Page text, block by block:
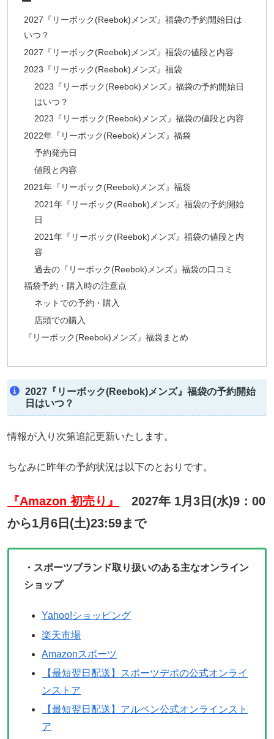
2027『リーボック(Reebok)メンズ』福袋の予約開始日は
いつ？
2027『リーボック(Reebok)メンズ』福袋の値段と内容
2023『リーボック(Reebok)メンズ』福袋
2023『リーボック(Reebok)メンズ』福袋の予約開始日
はいつ？
2023『リーボック(Reebok)メンズ』福袋の値段と内容
2022年『リーボック(Reebok)メンズ』福袋
予約発売日
値段と内容
2021年『リーボック(Reebok)メンズ』福袋
2021年『リーボック(Reebok)メンズ』福袋の予約開始
日
2021年『リーボック(Reebok)メンズ』福袋の値段と内
容
過去の『リーボック(Reebok)メンズ』福袋の口コミ
福袋予約・購入時の注意点
ネットでの予約・購入
店頭での購入
『リーボック(Reebok)メンズ』福袋まとめ
2027『リーボック(Reebok)メンズ』福袋の予約開始
日はいつ？
情報が入り次第追記更新いたします。
ちなみに昨年の予約状況は以下のとおりです。
『Amazon 初売り』
2027年 1月3日(水)9：00
から1月6日(土)23:59まで
・スポーツブランド取り扱いのある主なオンライン
ショップ
Yahoo!ショッピング
楽天市場
Amazonスポーツ
【最短翌日配送】スポーツデポの公式オンライ
ンストア
【最短翌日配送】アルペン公式オンラインスト
ア